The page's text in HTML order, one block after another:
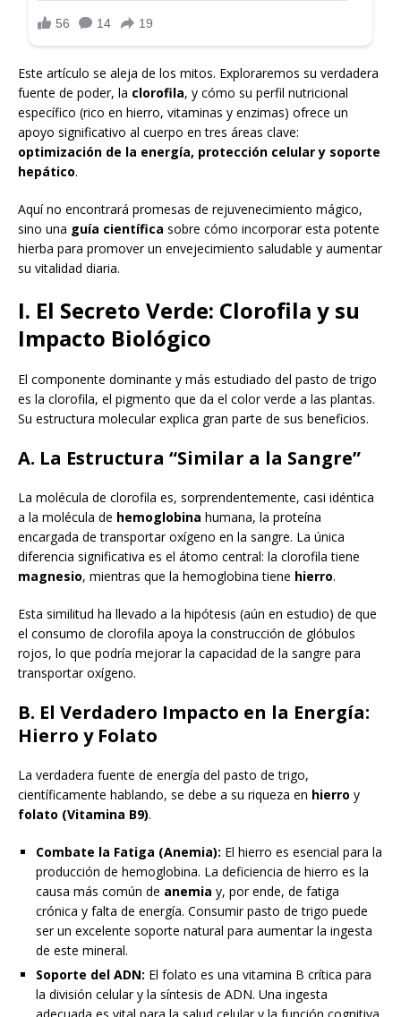
Este artículo se aleja de los mitos. Exploraremos su verdadera
fuente de poder, la clorofila, y cómo su perfil nutricional
específico (rico en hierro, vitaminas y enzimas) ofrece un
apoyo significativo al cuerpo en tres áreas clave:
optimización de la energía, protección celular y soporte
hepático.
Aquí no encontrará promesas de rejuvenecimiento mágico,
sino una guía científica sobre cómo incorporar esta potente
hierba para promover un envejecimiento saludable y aumentar
su vitalidad diaria.
I. El Secreto Verde: Clorofila y su
Impacto Biológico
El componente dominante y más estudiado del pasto de trigo
es la clorofila, el pigmento que da el color verde a las plantas.
Su estructura molecular explica gran parte de sus beneficios.
A. La Estructura “Similar a la Sangre”
La molécula de clorofila es, sorprendentemente, casi idéntica
a la molécula de hemoglobina humana, la proteína
encargada de transportar oxígeno en la sangre. La única
diferencia significativa es el átomo central: la clorofila tiene
magnesio, mientras que la hemoglobina tiene hierro.
Esta similitud ha llevado a la hipótesis (aún en estudio) de que
el consumo de clorofila apoya la construcción de glóbulos
rojos, lo que podría mejorar la capacidad de la sangre para
transportar oxígeno.
B. El Verdadero Impacto en la Energía:
Hierro y Folato
La verdadera fuente de energía del pasto de trigo,
científicamente hablando, se debe a su riqueza en hierro y
folato (Vitamina B9).
Combate la Fatiga (Anemia): El hierro es esencial para la
producción de hemoglobina. La deficiencia de hierro es la
causa más común de anemia y, por ende, de fatiga
crónica y falta de energía. Consumir pasto de trigo puede
ser un excelente soporte natural para aumentar la ingesta
de este mineral.
Soporte del ADN: El folato es una vitamina B crítica para
la división celular y la síntesis de ADN. Una ingesta